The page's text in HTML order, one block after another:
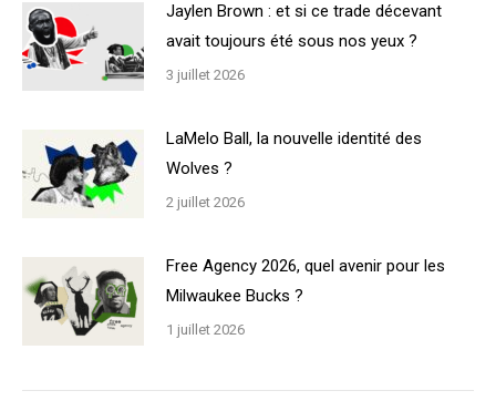
Jaylen Brown : et si ce trade décevant
avait toujours été sous nos yeux ?
3 juillet 2026
LaMelo Ball, la nouvelle identité des
Wolves ?
2 juillet 2026
Free Agency 2026, quel avenir pour les
Milwaukee Bucks ?
1 juillet 2026